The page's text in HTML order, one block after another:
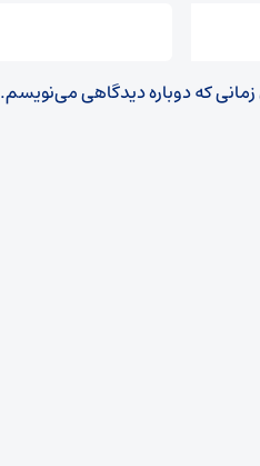
که دوباره دیدگاهی می‌نویسم.